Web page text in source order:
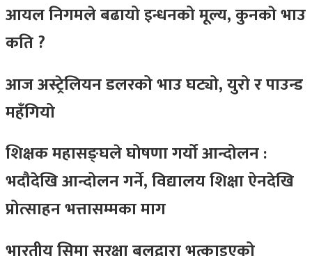
आयल निगमले बढायो इन्धनको मूल्य, कुनकाे भाउ
कति ?
आज अस्ट्रेलियन डलरको भाउ घट्यो, युरो र पाउन्ड
महँगियो
शिक्षक महासङ्घले घोषणा गर्यो आन्दोलन :
भदौदेखि आन्दोलन गर्ने, विद्यालय शिक्षा ऐनदेखि
प्रोत्साहन भत्तासम्मका माग